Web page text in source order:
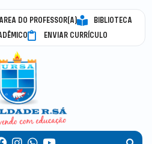
AREA DO PROFESSOR(A)
BIBLIOTECA
ENVIAR CURRÍCULO